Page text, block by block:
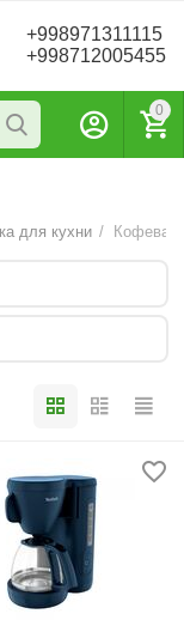
+998971311115
+998712005455
0
для кухни /